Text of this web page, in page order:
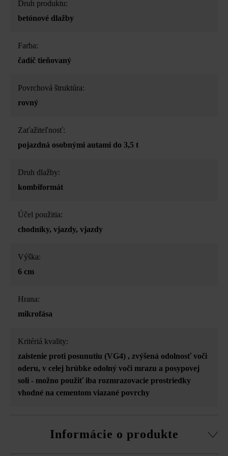
Druh produktu:
betónové dlažby
Farba:
čadič tieňovaný
Povrchová štruktúra:
rovný
Zaťažiteľnosť:
pojazdná osobnými autami do 3,5 t
Druh dlažby:
kombiformát
Účel použitia:
chodníky, vjazdy, vjazdy
Výška:
6 cm
Hrana:
mikrofása
Kritériá kvality:
zaistenie proti posunutiu (VG4) , zvýšená odolnosť voči
oderu, v celej hrúbke odolný voči mrazu a posypovej
soli - možno použiť iba rozmrazovacie prostriedky
vhodné na cementom viazané povrchy
Informácie o produkte